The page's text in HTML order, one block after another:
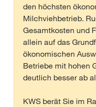
den höchsten
Milchviehbetrieb.
Gesamtkosten und
allein auf das
ökonomischen
Betriebe mit hohen
deutlich besser ab
KWS berät Sie im